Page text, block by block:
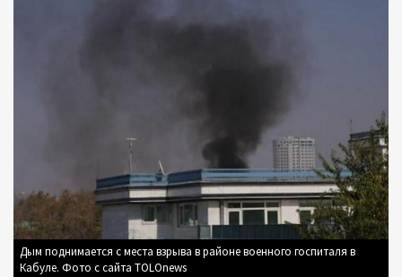
Дым поднимается с места взрыва в районе военного госпиталя в
Кабуле. Фото с сайта TOLOnews